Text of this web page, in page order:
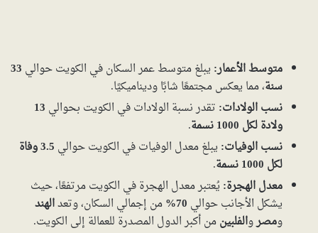
متوسط الأعمار: يبلغ متوسط عمر السكان في الكويت حوالي 33
سنة، مما يعكس مجتمعًا شابًا وديناميكيًا.
نسب الولادات: تقدر نسبة الولادات في الكويت بحوالي 13
ولادة لكل 1000 نسمة
.
نسب الوفيات: يبلغ معدل الوفيات في الكويت حوالي
3.5 وفاة
لكل 1000 نسمة
.
معدل الهجرة: يُعتبر معدل الهجرة في الكويت مرتفعًا، حيث
يشكل الأجانب حوالي 70% من إجمالي السكان، وتعدالهند
ومصروالفلبينمن أكبر الدول المصدرة للعمالة إلى الكويت.